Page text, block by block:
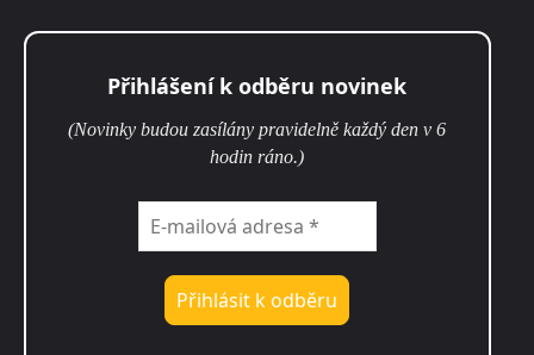
Přihlášení k odběru novinek
(Novinky budou zasílány pravidelně každý den v 6
hodin ráno.)